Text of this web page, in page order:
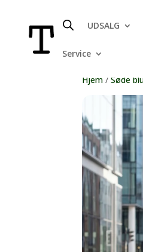
UDSALG
Service
Hjem / Søde